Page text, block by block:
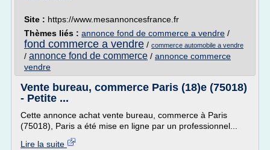
Site : https://www.mesannoncesfrance.fr
Thèmes liés : annonce fond de commerce a vendre /
fond commerce a vendre / commerce automobile a vendre
/ annonce fond de commerce / annonce commerce
vendre
Vente bureau, commerce Paris (18)e (75018)
- Petite ...
Cette annonce achat vente bureau, commerce à Paris
(75018), Paris a été mise en ligne par un professionnel...
Lire la suite